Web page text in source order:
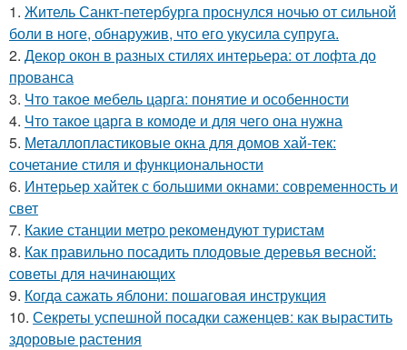
1. Житель Санкт-петербурга проснулся ночью от сильной
боли в ноге, обнаружив, что его укусила супруга.
2. Декор окон в разных стилях интерьера: от лофта до
прованса
3. Что такое мебель царга: понятие и особенности
4. Что такое царга в комоде и для чего она нужна
5. Металлопластиковые окна для домов хай-тек:
сочетание стиля и функциональности
6. Интерьер хайтек с большими окнами: современность и
свет
7. Какие станции метро рекомендуют туристам
8. Как правильно посадить плодовые деревья весной:
советы для начинающих
9. Когда сажать яблони: пошаговая инструкция
10. Секреты успешной посадки саженцев: как вырастить
здоровые растения